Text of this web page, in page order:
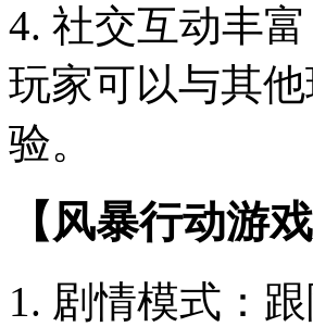
4. 社交互动丰
玩家可以与其
验。
【风暴行动游
1. 剧情模式：